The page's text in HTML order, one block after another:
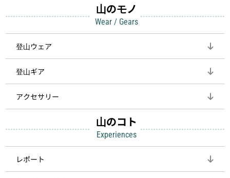
山のモノ
Wear / Gears
登山ウェア
登山ギア
アクセサリー
山のコト
Experiences
レポート